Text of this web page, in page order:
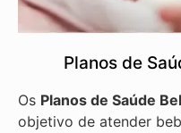
Planos de
Os Planos de Saúde
objetivo de atender